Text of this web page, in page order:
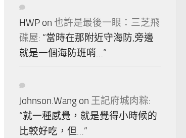
HWP on 也許是最後一眼：三芝飛
碟屋: “當時在那附近守海防,旁邊
就是一個海防班哨…”
Johnson.Wang on 王記府城肉粽:
“就一種感覺，就是覺得小時候的
比較好吃，但…”